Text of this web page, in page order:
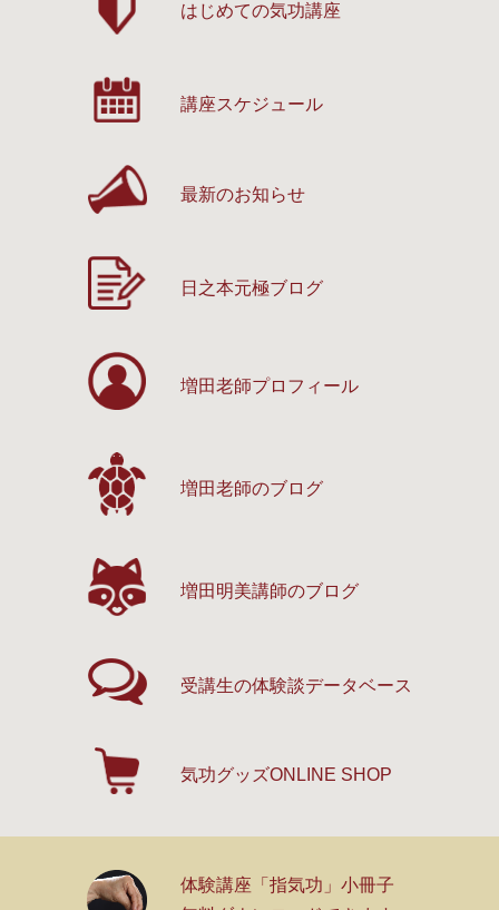
はじめての気功講座
講座スケジュール
最新のお知らせ
日之本元極ブログ
増田老師プロフィール
増田老師のブログ
増田明美講師のブログ
受講生の体験談データベース
気功グッズONLINE SHOP
体験講座「指気功」小冊子